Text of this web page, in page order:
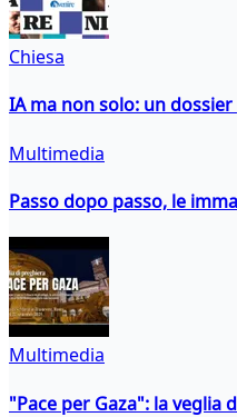
Chiesa
IA ma non solo: un
Multimedia
Passo dopo passo, le
Multimedia
"Pace per Gaza": la veglia